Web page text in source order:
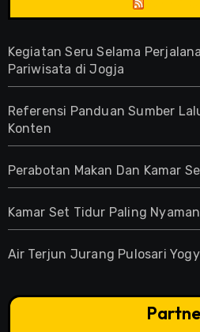
Kegiatan Seru Selama
Pariwisata di Jogja
Referensi Panduan Sumber
Konten
Perabotan Makan Dan Kamar
Kamar Set Tidur Paling Nyaman
Air Terjun Jurang Pulosari